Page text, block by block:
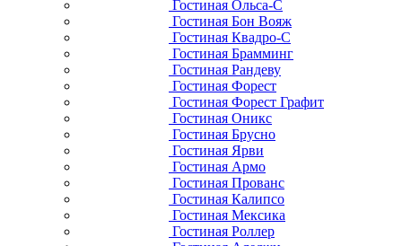
Гостиная Ольса-С
Гостиная Бон Вояж
Гостиная Квадро-С
Гостиная Брамминг
Гостиная Рандеву
Гостиная Форест
Гостиная Форест Графит
Гостиная Оникс
Гостиная Брусно
Гостиная Ярви
Гостиная Армо
Гостиная Прованс
Гостиная Калипсо
Гостиная Мексика
Гостиная Роллер